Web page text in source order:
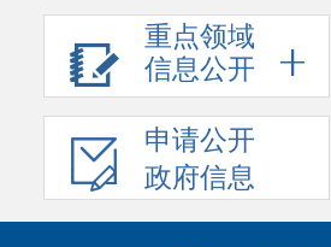
重点领域
信息公开
申请公开
政府信息